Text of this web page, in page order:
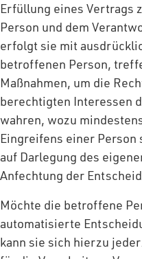
Erfüllung eines Vertrags
Person und dem
erfolgt sie mit
betroffenen Person,
Maßnahmen, um die
berechtigten Interessen
wahren, wozu
Eingreifens einer
auf Darlegung des
Anfechtung der
Möchte die betroffene
automatisierte
kann sie sich hierzu